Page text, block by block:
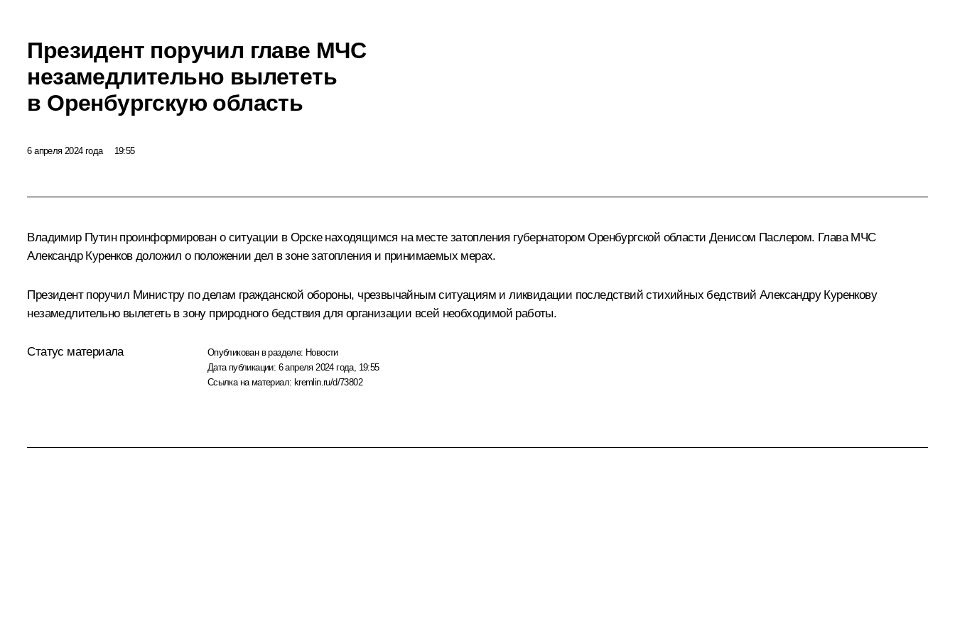
Президент поручил главе МЧС
незамедлительно вылететь
в Оренбургскую область
6 апреля 2024 года 19:55
Владимир Путин проинформирован о ситуации в Орске находящимся на месте затопления губернатором Оренбургской области Денисом Паслером. Глава МЧС
Александр Куренковдоложил о положении дел в зоне затопления и принимаемых мерах.
Президент поручил Министру по делам гражданской обороны, чрезвычайным ситуациям и ликвидации последствий стихийных бедствий Александру Куренкову
незамедлительно вылететь в зону природного бедствия для организации всей необходимой работы.
Статус материала Опубликован в разделе: Новости
Дата публикации: 6 апреля 2024 года, 19:55
Ссылка на материал: kremlin.ru/d/73802